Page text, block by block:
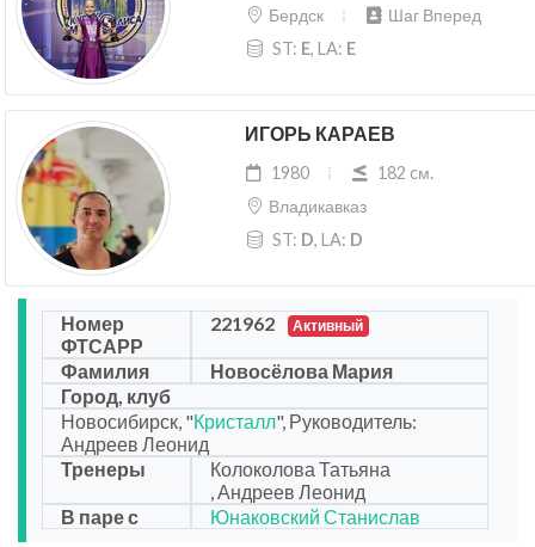
Бердск
Шаг Вперед
ST: E, LA: E
ИГОРЬ КАРАЕВ
1980
182 cм.
Владикавказ
ST: D, LA: D
Номер
ФТСАРР
221962 Активный
Фамилия
Новосёлова Мария
Город, клуб
Новосибирск, "Кристалл", Руководитель:
Андреев Леонид
Тренеры
Колоколова Татьяна
, Андреев Леонид
В паре с
Юнаковский Станислав